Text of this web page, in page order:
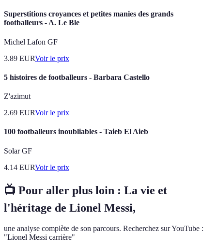
Superstitions croyances et petites manies des grands
footballeurs - A. Le Ble
Michel Lafon GF
3.89 EURVoir le prix
5 histoires de footballeurs - Barbara Castello
Z'azimut
2.69 EURVoir le prix
100 footballeurs inoubliables - Taieb El Aieb
Solar GF
4.14 EURVoir le prix
📺 Pour aller plus loin : La vie et
l'héritage de Lionel Messi,
une analyse complète de son parcours. Recherchez sur YouTube :
"Lionel Messi carrière"